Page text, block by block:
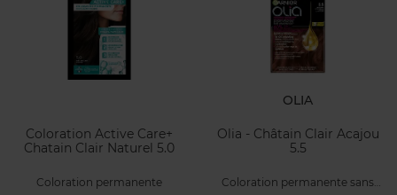
Coloration Active Care+
Chatain Clair Naturel 5.0
Coloration permanente
OLIA
Olia - Châtain Clair Acajou
5.5
Coloration permanente sans